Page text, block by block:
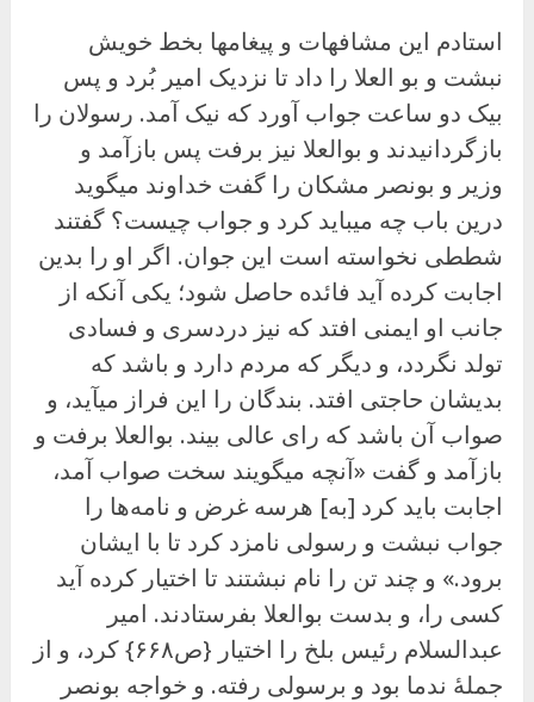
استادم این مشافهات و پیغامها بخط خویش
نبشت و بو العلا را داد تا نزدیک امیر بُرد و پس
بیک دو ساعت جواب آورد که نیک آمد. رسولان را
بازگردانیدند و بوالعلا نیز برفت پس بازآمد و
وزیر و بونصر مشکان را گفت خداوند میگوید
درین باب چه میباید کرد و جواب چیست؟ گفتند
شططی نخواسته است این جوان. اگر او را بدین
اجابت کرده آید فائده حاصل شود؛ یکی آنکه از
جانب او ایمنی افتد که نیز دردسری و فسادی
تولد نگردد، و دیگر که مردم دارد و باشد که
بدیشان حاجتی افتد. بندگان را این فراز میآید، و
صواب آن باشد که رای عالی بیند. بوالعلا برفت و
بازآمد و گفت «آنچه میگویند سخت صواب آمد،
اجابت باید کرد [به] هرسه غرض و نامه‌ها را
جواب نبشت و رسولی نامزد کرد تا با ایشان
برود.» و چند تن را نام نبشتند تا اختیار کرده آید
کسی را، و بدست بوالعلا بفرستادند. امیر
عبدالسلام رئیس بلخ را اختیار {ص۶۶۸} کرد، و از
جملهٔ ندما بود و برسولی رفته. و خواجه بونصر